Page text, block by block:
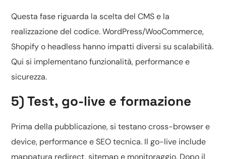
Questa fase riguarda la scelta del CMS e la
realizzazione del codice.WordPress/WooCommerce,
Shopify o headless hanno impatti diversi su scalabilità.
Qui si implementano funzionalità, performance e
sicurezza.
5) Test, go-live e formazione
Prima della pubblicazione, si testano cross-browser e
device, performance e SEO tecnica. Il go-live include
mappatura redirect, sitemap e monitoraggio. Dopo il